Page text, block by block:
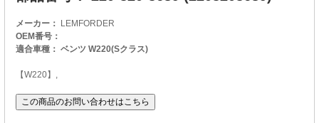
メーカー： LEMFORDER
OEM番号：
適合車種： ベンツ W220(Sクラス)
【W220】,